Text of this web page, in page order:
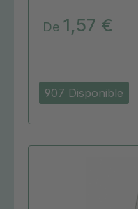
907 Disponible
De 1,57 €